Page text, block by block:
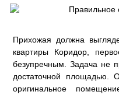
Прихожая должна
квартиры Коридор,
безупречным. Задача не
достаточной площадью.
оригинальное